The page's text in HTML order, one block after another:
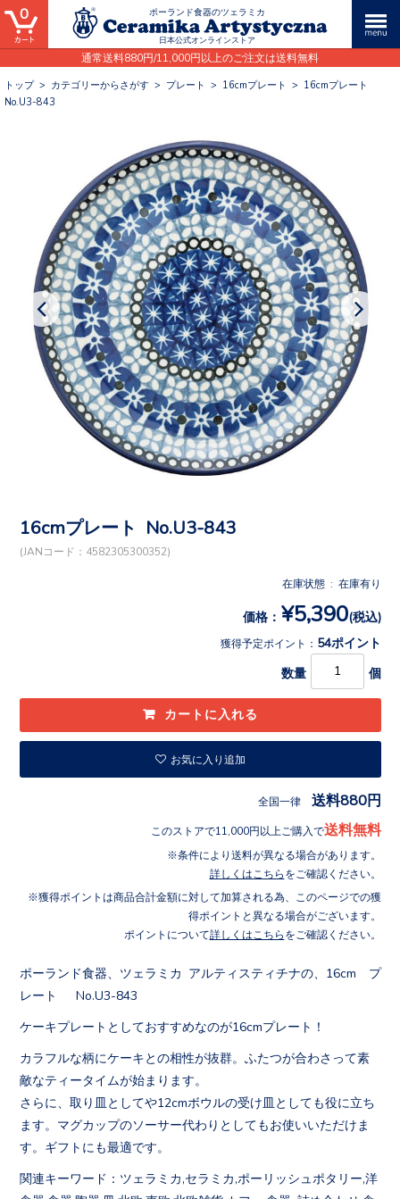
ポーランド食器のツェラミカ
日本公式オンラインストア
通常送料880円/11,000円以上のご注文は送料無料
0
トップ> カテゴリーからさがす > プレート > 16cmプレート > 16cmプレート
No.U3-843
16cmプレート No.U3-843
(JANコード：4582305300352)
在庫状態 : 在庫有り
価格： ¥5,390(税込)
獲得予定ポイント： 54ポイント
数量 個
お気に入り追加
全国一律 送料880円
このストアで11,000円以上ご購入で送料無料
条件により送料が異なる場合があります。
詳しくはこちら をご確認ください。
獲得ポイントは商品合計金額に対して加算される為、このページでの獲
得ポイントと異なる場合がございます。
ポイントについて詳しくはこちら をご確認ください。
ポーランド食器、ツェラミカ アルティスティチナの、16cm プ
レート No.U3-843
ケーキプレートとしておすすめなのが16cmプレート！
カラフルな柄にケーキとの相性が抜群。ふたつが合わさって素
敵なティータイムが始まります。
さらに、取り皿としてや12cmボウルの受け皿としても役に立ち
ます。マグカップのソーサー代わりとしてもお使いいただけま
す。ギフトにも最適です。
関連キーワード：ツェラミカ,セラミカ,ポーリッシュポタリー,洋